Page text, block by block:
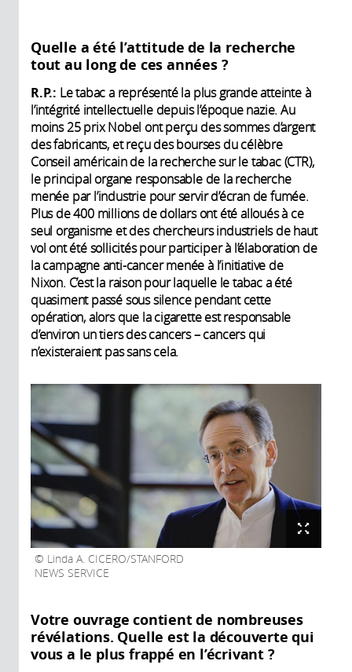
Quelle a été l’attitude de la recherche
tout au long de ces années ?
R.P.: Le tabac a représenté la plus grande atteinte à
l’intégrité intellectuelle depuis l’époque nazie. Au
moins 25 prix Nobel ont perçu des sommes d’argent
des fabricants, et reçu des bourses du célèbre
Conseil américain de la recherche sur le tabac (CTR),
le principal organe responsable de la recherche
menée par l’industrie pour servir d’écran de fumée.
Plus de 400 millions de dollars ont été alloués à ce
seul organisme et des chercheurs industriels de haut
vol ont été sollicités pour participer à l’élaboration de
la campagne anti-cancer menée à l’initiative de
Nixon. C’est la raison pour laquelle le tabac a été
quasiment passé sous silence pendant cette
opération, alors que la cigarette est responsable
d’environ un tiers des cancers – cancers qui
n’existeraient pas sans cela.
Linda A. CICERO/STANFORD
NEWS SERVICE
Votre ouvrage contient de nombreuses
révélations. Quelle est la découverte qui
vous a le plus frappé en l’écrivant ?